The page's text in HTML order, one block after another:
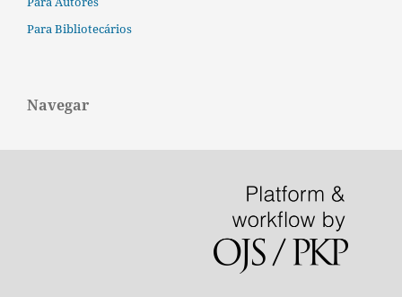
Para Bibliotecários
Navegar